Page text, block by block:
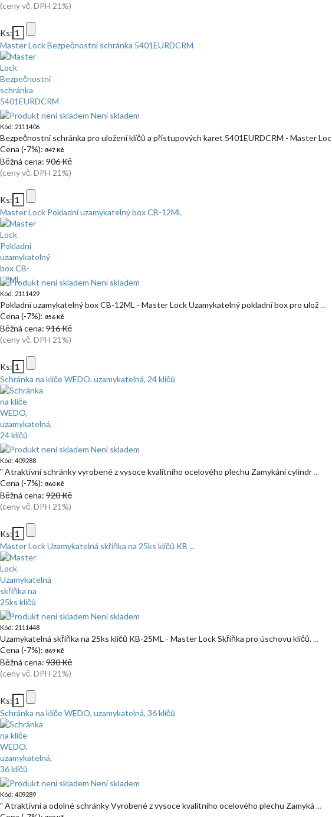
(ceny vč. DPH 21%)
Ks:
Master Lock Bezpečnostní schránka 5401EURDCRM
Není skladem
Kód: 2111406
Bezpečnostní schránka pro uložení klíčů a přístupových karet 5401EURDCRM - Master Loc
Cena (-7%): 847 Kč
Běžná cena: 906 Kč
(ceny vč. DPH 21%)
Ks:
Master Lock Pokladní uzamykatelný box CB-12ML
Není skladem
Kód: 2111429
Pokladní uzamykatelný box CB-12ML - Master Lock Uzamykatelný pokladní box pro ulož...
Cena (-7%): 856 Kč
Běžná cena: 916 Kč
(ceny vč. DPH 21%)
Ks:
Schránka na klíče WEDO, uzamykatelná, 24 klíčů
Není skladem
Kód: 409288
" Atraktivní schránky vyrobené z vysoce kvalitního ocelového plechu Zamykání cylindr...
Cena (-7%): 860 Kč
Běžná cena: 920 Kč
(ceny vč. DPH 21%)
Ks:
Master Lock Uzamykatelná skříňka na 25ks klíčů KB ...
Není skladem
Kód: 2111448
Uzamykatelná skříňka na 25ks klíčů KB-25ML - Master Lock Skříňka pro úschovu klíčů....
Cena (-7%): 869 Kč
Běžná cena: 930 Kč
(ceny vč. DPH 21%)
Ks:
Schránka na klíče WEDO, uzamykatelná, 36 klíčů
Není skladem
Kód: 409289
" Atraktivní a odolné schránky Vyrobené z vysoce kvalitního ocelového plechu Zamyká ...